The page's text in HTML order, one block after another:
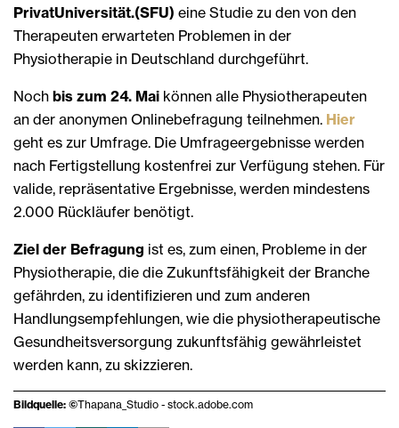
PrivatUniversität.(SFU) eine Studie zu den von den
Therapeuten erwarteten Problemen in der
Physiotherapie in Deutschland durchgeführt.
Noch bis zum 24. Mai können alle Physiotherapeuten
an der anonymen Onlinebefragung teilnehmen. Hier
geht es zur Umfrage. Die Umfrageergebnisse werden
nach Fertigstellung kostenfrei zur Verfügung stehen. Für
valide, repräsentative Ergebnisse, werden mindestens
2.000 Rückläufer benötigt.
Ziel der Befragung ist es, zum einen, Probleme in der
Physiotherapie, die die Zukunftsfähigkeit der Branche
gefährden, zu identifizieren und zum anderen
Handlungsempfehlungen, wie die physiotherapeutische
Gesundheitsversorgung zukunftsfähig gewährleistet
werden kann, zu skizzieren.
Bildquelle: ©Thapana_Studio - stock.adobe.com